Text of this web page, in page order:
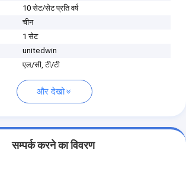
10 सेट/सेट प्रति वर्ष
चीन
1 सेट
unitedwin
एल/सी, टी/टी
और देखो
सम्पर्क करने का विवरण